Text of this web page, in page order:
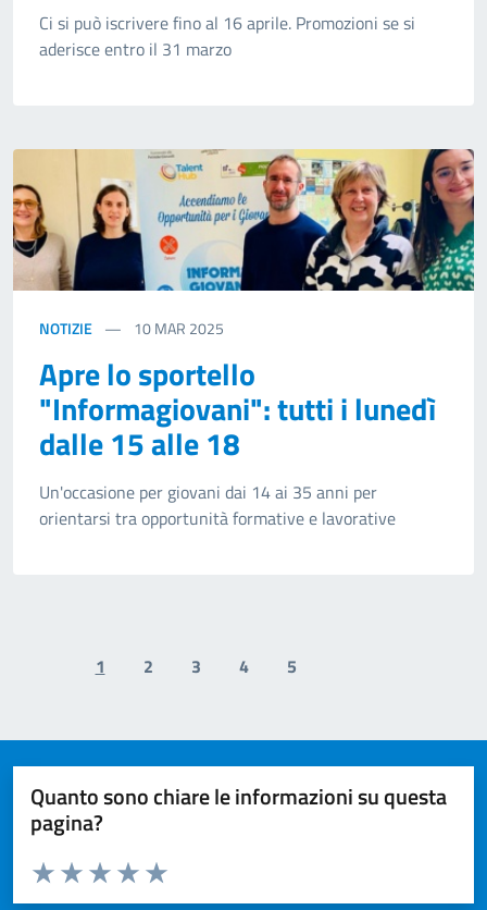
Ci si può iscrivere fino al 16 aprile. Promozioni se si
aderisce entro il 31 marzo
NOTIZIE 10MAR 2025
Apre lo sportello
"Informagiovani": tutti i lunedì
dalle 15 alle 18
Un'occasione per giovani dai 14 ai 35 anni per
orientarsi tra opportunità formative e lavorative
Previous page
1 2 3 4 5
Quanto sono chiare le informazioni su questa
pagina?
Valuta da 1 a 5 stelle la pagina
Valuta 5 stelle su 5
Valuta 4 stelle su 5
Valuta 3 stelle su 5
Valuta 2 stelle su 5
Valuta 1 stelle su 5